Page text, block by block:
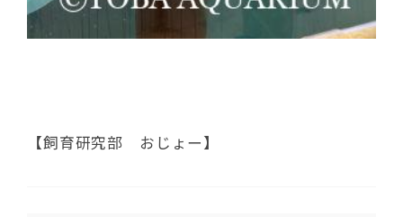
【飼育研究部 おじょー】